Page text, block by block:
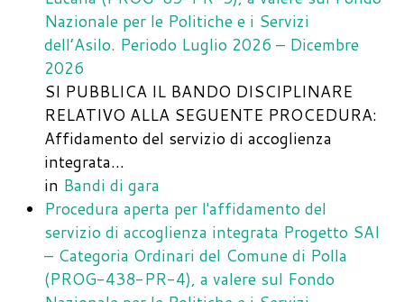
Nazionale per le Politiche e i Servizi
dell’Asilo. Periodo Luglio 2026 – Dicembre
2026
SI PUBBLICA IL BANDO DISCIPLINARE
RELATIVO ALLA SEGUENTE PROCEDURA:
Affidamento del servizio di accoglienza
integrata…
in Bandi di gara
Procedura aperta per l'affidamento del
servizio di accoglienza integrata Progetto SAI
– Categoria Ordinari del Comune di Polla
(PROG-438-PR-4), a valere sul Fondo